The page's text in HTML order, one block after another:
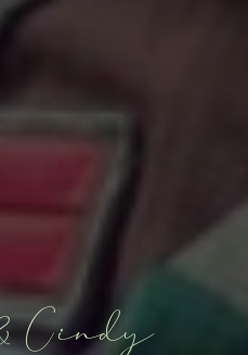
Cindy